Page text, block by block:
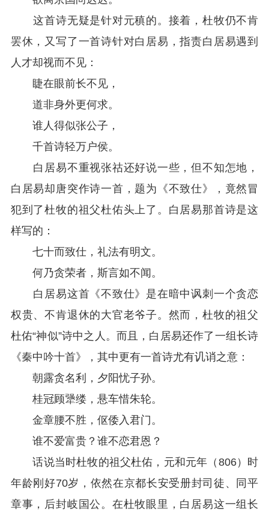
这首诗无疑是针对元稹的。接着，杜牧仍不肯
罢休，又写了一首诗针对白居易，指责白居易遇到
人才却视而不见：
睫在眼前长不见，
道非身外更何求。
谁人得似张公子，
千首诗轻万户侯。
白居易不重视张祜还好说一些，但不知怎地，
白居易却唐突作诗一首，题为《不致仕》，竟然冒
犯到了杜牧的祖父杜佑头上了。白居易那首诗是这
样写的：
七十而致仕，礼法有明文。
何乃贪荣者，斯言如不闻。
白居易这首《不致仕》是在暗中讽刺一个贪恋
权贵、不肯退休的大官老爷子。然而，杜牧的祖父
杜佑“神似”诗中之人。而且，白居易还作了一组长诗
《秦中吟十首》，其中更有一首诗尤有讥诮之意：
朝露贪名利，夕阳忧子孙。
桂冠顾犟缕，悬车惜朱轮。
金章腰不胜，伛倭入君门。
谁不爱富贵？谁不恋君恩？
话说当时杜牧的祖父杜佑，元和元年（806）时
年龄刚好70岁，依然在京都长安受册封司徒、同平
章事，后封岐国公。在杜牧眼里，白居易这一组长